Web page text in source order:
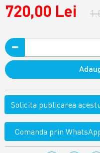
720,00 Lei
Solicita publicarea
Comanda prin